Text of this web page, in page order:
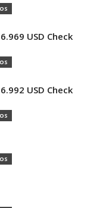
USD Check
USD Check